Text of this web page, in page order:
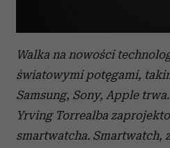
Walka na nowości
światowymi potęgami,
Samsung, Sony, Apple trwa.
Yrving Torrealba
smartwatcha. Smartwatch,